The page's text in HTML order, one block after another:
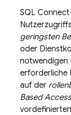
SQL Connect
geringsten
oder
notwendigen
erforderliche
auf der
Based